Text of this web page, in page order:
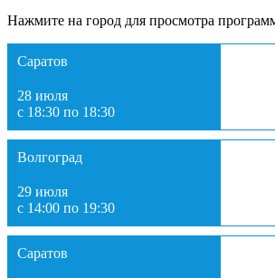
Нажмите на город для просмотра
Саратов
28 июля
с 18:30 по 18:30
Волгоград
29 июля
с 14:00 по 19:30
Саратов